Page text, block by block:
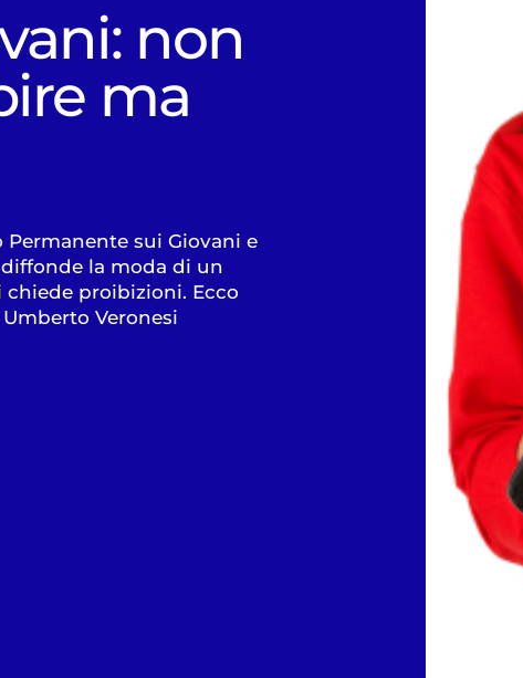
non
ma
Permanente sui Giovani e
la moda di un
chiede proibizioni. Ecco
Veronesi